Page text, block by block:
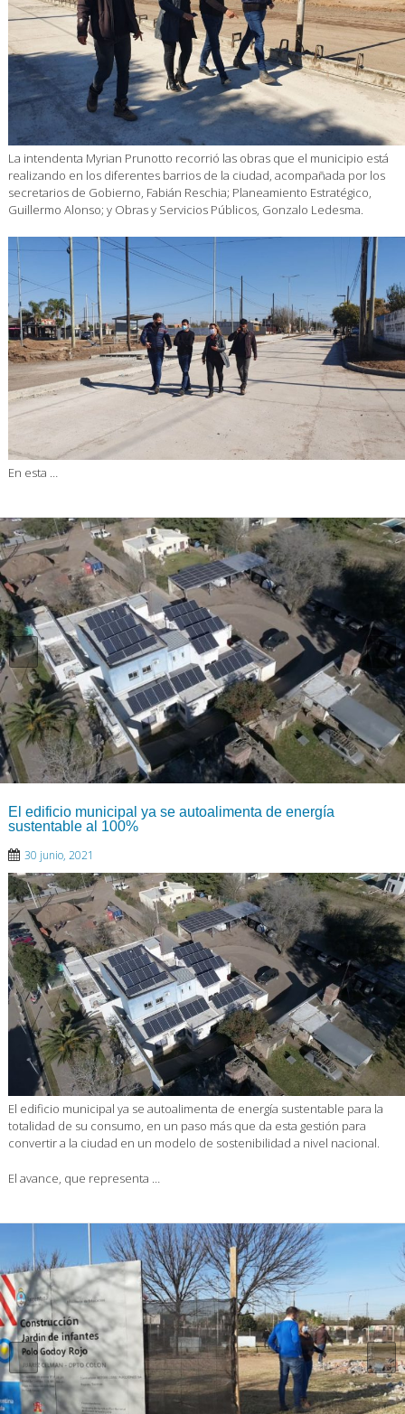
La intendenta Myrian Prunotto recorrió las obras que el municipio está
realizando en los diferentes barrios de la ciudad, acompañada por los
secretarios de Gobierno, Fabián Reschia; Planeamiento Estratégico,
Guillermo Alonso; y Obras y Servicios Públicos, Gonzalo Ledesma.
En esta …
El edificio municipal ya se autoalimenta de energía
sustentable al 100%
30 junio, 2021
El edificio municipal ya se autoalimenta de energía sustentable para la
totalidad de su consumo, en un paso más que da esta gestión para
convertir a la ciudad en un modelo de sostenibilidad a nivel nacional.
El avance, que representa …